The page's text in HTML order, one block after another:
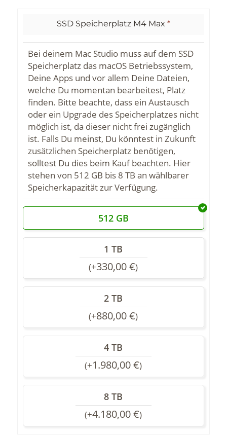
SSD Speicherplatz M4 Max *
Bei deinem Mac Studio muss auf dem SSD
Speicherplatz das macOS Betriebssystem,
Deine Apps und vor allem Deine Dateien,
welche Du momentan bearbeitest, Platz
finden. Bitte beachte, dass ein Austausch
oder ein Upgrade des Speicherplatzes nicht
möglich ist, da dieser nicht frei zugänglich
ist. Falls Du meinst, Du könntest in Zukunft
zusätzlichen Speicherplatz benötigen,
solltest Du dies beim Kauf beachten. Hier
stehen von 512 GB bis 8 TB an wählbarer
Speicherkapazität zur Verfügung.
512 GB
1 TB
(+330,00€)
2 TB
(+880,00€)
4 TB
(+1.980,00€)
8 TB
(+4.180,00€)